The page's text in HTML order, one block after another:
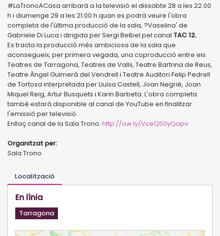
#LaTronoACasa arribarà a la televisió el dissabte 28 a les 22.00
h i diumenge 29 a les 21.00 h quan es podrà veure l'obra
completa de l'última producció de la sala, ?Vaselina' de
Gabriele Di Luca i dirigida per Sergi Belbel pel canal TAC 12.
Es tracta la producció més ambiciosa de la sala que
aconsegueix, per primera vegada, una coproducció entre els
Teatres de Tarragona, Teatres de Valls, Teatre Bartrina de Reus,
Teatre Àngel Guimerà del Vendrell i Teatre Auditori Felip Pedrell
de Tortosa interpretada per Lluïsa Castell, Joan Negrié, Joan
Miquel Reig, Artur Busquets i Karin Barbeta. L'obra completa
també estarà disponible al canal de YouTube en finalitzar
l'emissió per televisió.
Enllaç canal de la Sala Trono: http://ow.ly/VceQ50yQopv
Organitzat per:
Sala Trono
Localització
En línia
Tarragona